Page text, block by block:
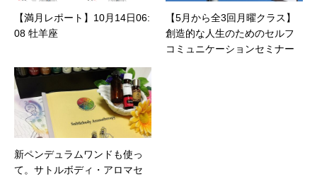
【満月レポート】10月14日06:
08 牡羊座
【5月から全3回月曜クラス】
創造的な人生のためのセルフ
コミュニケーションセミナー
新ペンデュラムワンドも使っ
て。サトルボディ・アロマセ